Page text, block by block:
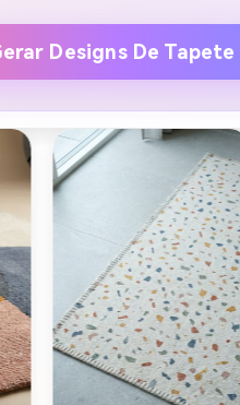
Designs De Tapete